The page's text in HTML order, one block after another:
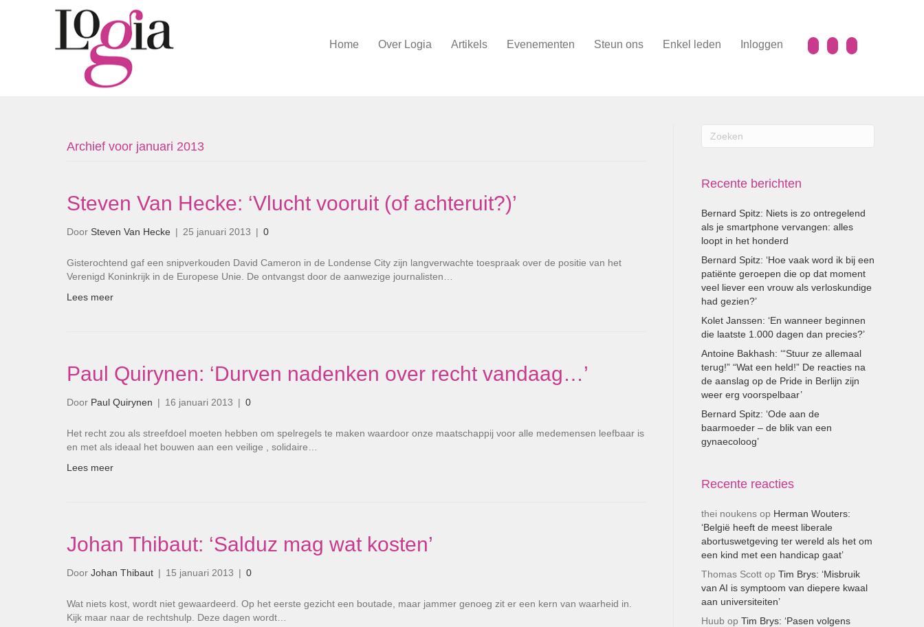
Home Over Logia Artikels Evenementen Steun ons Enkel leden Inloggen
Archief voor januari 2013
Steven Van Hecke: ‘Vlucht vooruit (of achteruit?)’
Door Steven Van Hecke | 25 januari 2013 | 0
Gisterochtend gaf een snipverkouden David Cameron in de Londense City zijn langverwachte toespraak over de positie van het
Verenigd Koninkrijk in de Europese Unie. De ontvangst door de aanwezige journalisten…
Lees meer
Paul Quirynen: ‘Durven nadenken over recht vandaag…’
Door Paul Quirynen | 16 januari 2013 | 0
Het recht zou als streefdoel moeten hebben om spelregels te maken waardoor onze maatschappij voor alle medemensen leefbaar is
en met als ideaal het bouwen aan een veilige , solidaire…
Lees meer
Johan Thibaut: ‘Salduz mag wat kosten’
Door Johan Thibaut | 15 januari 2013 | 0
Wat niets kost, wordt niet gewaardeerd. Op het eerste gezicht een boutade, maar jammer genoeg zit er een kern van waarheid in.
Kijk maar naar de rechtshulp. Deze dagen wordt…
Recente berichten
Bernard Spitz: Niets is zo ontregelend
als je smartphone vervangen: alles
loopt in het honderd
Bernard Spitz: ‘Hoe vaak word ik bij een
patiënte geroepen die op dat moment
veel liever een vrouw als verloskundige
had gezien?’
Kolet Janssen: ‘En wanneer beginnen
die laatste 1.000 dagen dan precies?’
Antoine Bakhash: ‘“Stuur ze allemaal
terug!” “Wat een held!” De reacties na
de aanslag op de Pride in Berlijn zijn
weer erg voorspelbaar’
Bernard Spitz: ‘Ode aan de
baarmoeder – de blik van een
gynaecoloog’
Recente reacties
thei noukensop Herman Wouters:
‘België heeft de meest liberale
abortuswetgeving ter wereld als het om
een kind met een handicap gaat’
Thomas Scottop Tim Brys: ‘Misbruik
van AI is symptoom van diepere kwaal
aan universiteiten’
Huub op Tim Brys: ‘Pasen volgens